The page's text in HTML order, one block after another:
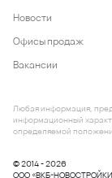
Новости
Офисы продаж
Вакансии
© 2014 - 2026
ООО «ВКБ-
Любая информация,
информационный
определяемой